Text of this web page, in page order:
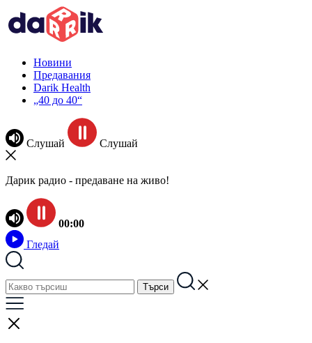
Новини
Предавания
Darik Health
„40 до 40“
Слушай Слушай
Дарик радио - предаване на живо!
00:00
Гледай